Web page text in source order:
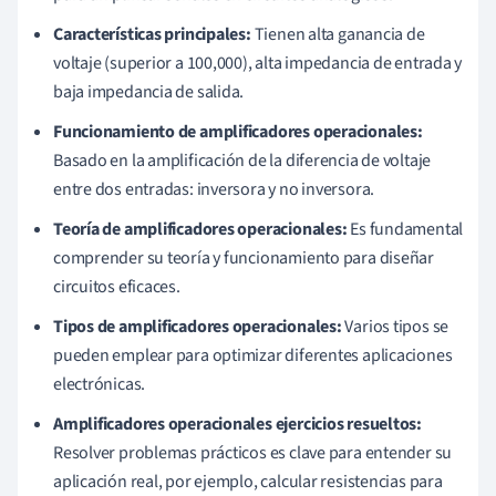
Características principales:Tienen alta ganancia de
voltaje (superior a 100,000), alta impedancia de entrada y
baja impedancia de salida.
Funcionamiento de amplificadores operacionales:
Basado en la amplificación de la diferencia de voltaje
entre dos entradas: inversora y no inversora.
Teoría de amplificadores operacionales:Es fundamental
comprender su teoría y funcionamiento para diseñar
circuitos eficaces.
Tipos de amplificadores operacionales:Varios tipos se
pueden emplear para optimizar diferentes aplicaciones
electrónicas.
Amplificadores operacionales ejercicios resueltos:
Resolver problemas prácticos es clave para entender su
aplicación real, por ejemplo, calcular resistencias para